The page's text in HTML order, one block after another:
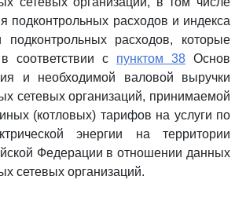
подконтрольных расходов и индекса
подконтрольных расходов, которые
соответствии с пунктом 38 Основ
и необходимой валовой выручки
сетевых организаций, принимаемой
(котловых) тарифов на услуги по
энергии на территории
Федерации в отношении данных
сетевых организаций.